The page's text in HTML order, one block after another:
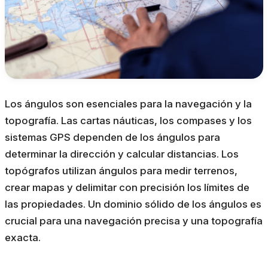
Los ángulos son esenciales para la navegación y la
topografía. Las cartas náuticas, los compases y los
sistemas GPS dependen de los ángulos para
determinar la dirección y calcular distancias. Los
topógrafos utilizan ángulos para medir terrenos,
crear mapas y delimitar con precisión los límites de
las propiedades. Un dominio sólido de los ángulos es
crucial para una navegación precisa y una topografía
exacta.